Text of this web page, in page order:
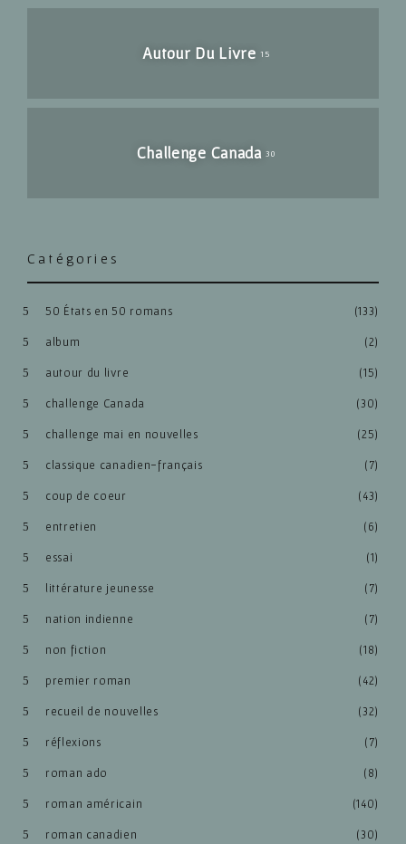
Autour Du Livre 15
Challenge Canada 30
Catégories
50 États en 50 romans (133)
album (2)
autour du livre (15)
challenge Canada (30)
challenge mai en nouvelles (25)
classique canadien-français (7)
coup de coeur (43)
entretien (6)
essai (1)
littérature jeunesse (7)
nation indienne (7)
non fiction (18)
premier roman (42)
recueil de nouvelles (32)
réflexions (7)
roman ado (8)
roman américain (140)
roman canadien (30)